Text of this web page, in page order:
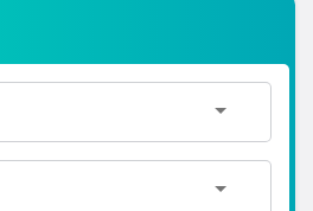
aracını kullanarak
hızlı ve kolay bir
MXN fiyatları hakkında